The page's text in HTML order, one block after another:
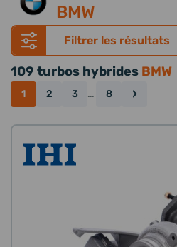
BMW
Filtrer les résultats
109 turbos hybrides BMW
1 2 3 … 8 ›